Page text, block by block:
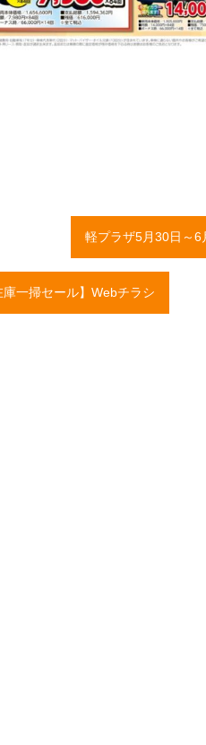
軽プラザ5月30日～6
一掃セール】Webチラシ